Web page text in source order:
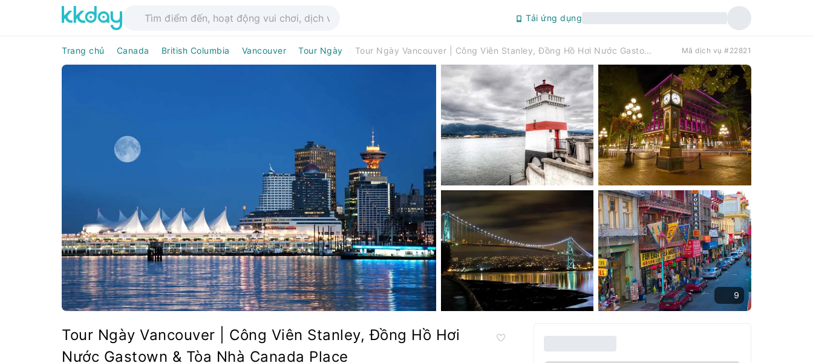
Tải ứng dụng
Trang chủ Canada British Columbia Vancouver Tour Ngày Tour Ngày Vancouver | Công Viên Stanley, Đồng Hồ Hơi Nước Gastown & Tòa Nhà Canada Place Mã dịch vụ #22821
9
Tour Ngày Vancouver | Công Viên Stanley, Đồng Hồ Hơi
Nước Gastown & Tòa Nhà Canada Place